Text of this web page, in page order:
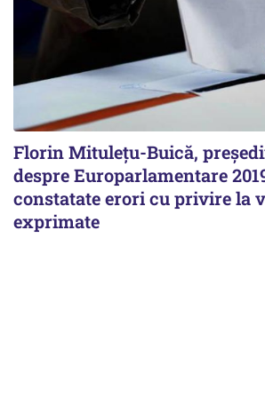
Florin Mituleţu-Buică,
despre Europarlamentare
constatate erori cu privire la
exprimate